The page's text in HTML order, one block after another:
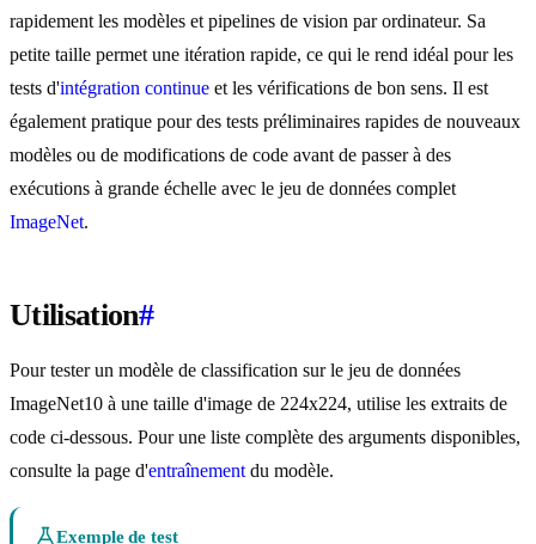
rapidement les modèles et pipelines de vision par ordinateur. Sa
petite taille permet une itération rapide, ce qui le rend idéal pour les
tests d'intégration continue et les vérifications de bon sens. Il est
également pratique pour des tests préliminaires rapides de nouveaux
modèles ou de modifications de code avant de passer à des
exécutions à grande échelle avec le jeu de données complet
ImageNet.
Utilisation#
Pour tester un modèle de classification sur le jeu de données
ImageNet10 à une taille d'image de 224x224, utilise les extraits de
code ci-dessous. Pour une liste complète des arguments disponibles,
consulte la page d'entraînement du modèle.
Exemple de test